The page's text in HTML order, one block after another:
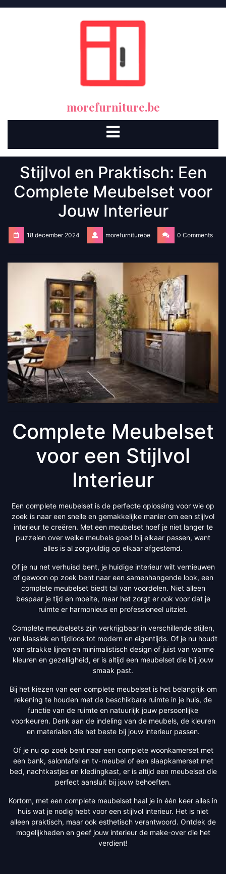
morefurniture.be
Open
Button
Stijlvol en Praktisch: Een
Complete Meubelset voor
Jouw Interieur
18 december 2024 morefurniturebe 0 Comments
Complete Meubelset
voor een Stijlvol
Interieur
Een complete meubelset is de perfecte oplossing voor wie op
zoek is naar een snelle en gemakkelijke manier om een stijlvol
interieur te creëren. Met een meubelset hoef je niet langer te
puzzelen over welke meubels goed bij elkaar passen, want
alles is al zorgvuldig op elkaar afgestemd.
Of je nu net verhuisd bent, je huidige interieur wilt vernieuwen
of gewoon op zoek bent naar een samenhangende look, een
complete meubelset biedt tal van voordelen. Niet alleen
bespaar je tijd en moeite, maar het zorgt er ook voor dat je
ruimte er harmonieus en professioneel uitziet.
Complete meubelsets zijn verkrijgbaar in verschillende stijlen,
van klassiek en tijdloos tot modern en eigentijds. Of je nu houdt
van strakke lijnen en minimalistisch design of juist van warme
kleuren en gezelligheid, er is altijd een meubelset die bij jouw
smaak past.
Bij het kiezen van een complete meubelset is het belangrijk om
rekening te houden met de beschikbare ruimte in je huis, de
functie van de ruimte en natuurlijk jouw persoonlijke
voorkeuren. Denk aan de indeling van de meubels, de kleuren
en materialen die het beste bij jouw interieur passen.
Of je nu op zoek bent naar een complete woonkamerset met
een bank, salontafel en tv-meubel of een slaapkamerset met
bed, nachtkastjes en kledingkast, er is altijd een meubelset die
perfect aansluit bij jouw behoeften.
Kortom, met een complete meubelset haal je in één keer alles in
huis wat je nodig hebt voor een stijlvol interieur. Het is niet
alleen praktisch, maar ook esthetisch verantwoord. Ontdek de
mogelijkheden en geef jouw interieur de make-over die het
verdient!